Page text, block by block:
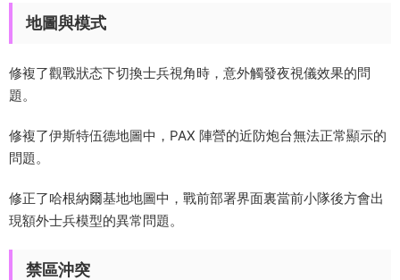
地圖與模式
修複了觀戰狀态下切換士兵視角時，意外觸發夜視儀效果的問
題。
修複了伊斯特伍德地圖中，PAX 陣營的近防炮台無法正常顯示的
問題。
修正了哈根納爾基地地圖中，戰前部署界面裏當前小隊後方會出
現額外士兵模型的異常問題。
禁區沖突